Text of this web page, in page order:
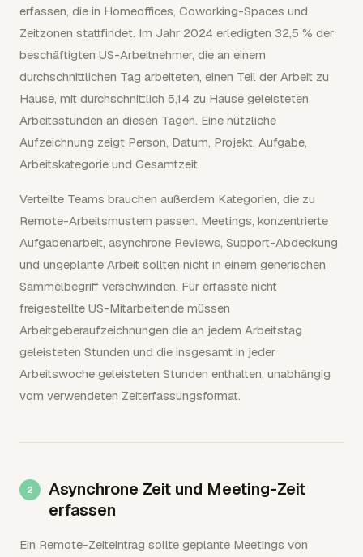
erfassen, die in Homeoffices, Coworking-Spaces und
Zeitzonen stattfindet. Im Jahr 2024 erledigten 32,5 % der
beschäftigten US-Arbeitnehmer, die an einem
durchschnittlichen Tag arbeiteten, einen Teil der Arbeit zu
Hause, mit durchschnittlich 5,14 zu Hause geleisteten
Arbeitsstunden an diesen Tagen. Eine nützliche
Aufzeichnung zeigt Person, Datum, Projekt, Aufgabe,
Arbeitskategorie und Gesamtzeit.
Verteilte Teams brauchen außerdem Kategorien, die zu
Remote-Arbeitsmustern passen. Meetings, konzentrierte
Aufgabenarbeit, asynchrone Reviews, Support-Abdeckung
und ungeplante Arbeit sollten nicht in einem generischen
Sammelbegriff verschwinden. Für erfasste nicht
freigestellte US-Mitarbeitende müssen
Arbeitgeberaufzeichnungen die an jedem Arbeitstag
geleisteten Stunden und die insgesamt in jeder
Arbeitswoche geleisteten Stunden enthalten, unabhängig
vom verwendeten Zeiterfassungsformat.
Asynchrone Zeit und Meeting-Zeit
erfassen
Ein Remote-Zeiteintrag sollte geplante Meetings von